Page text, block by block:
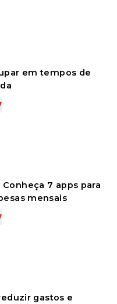
em tempos de
7 apps para
mensais
gastos e